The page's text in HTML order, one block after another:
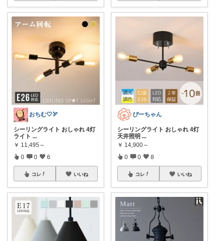
おちむ🤍🏹
シーリングライト おしゃれ 4灯
ライト ...
￥ 11,495～
0 0 6
コレ いいね
ぴーちゃん
シーリングライト おしゃれ 4灯
天井照明 ...
￥ 14,900～
0 0 8
コレ いいね